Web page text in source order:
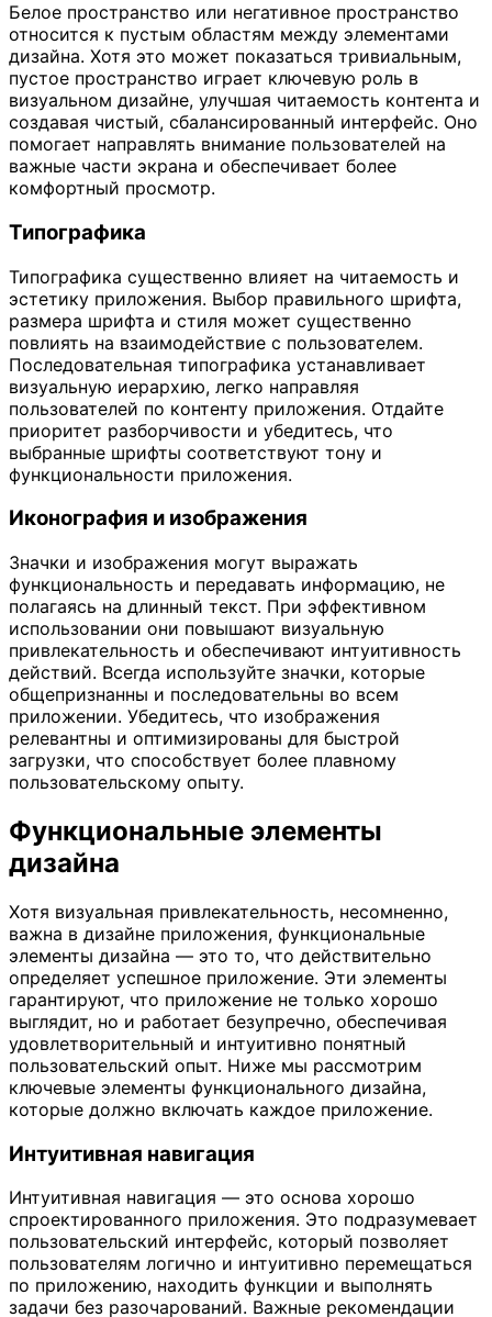
Белое пространство или негативное пространство
относится к пустым областям между элементами
дизайна. Хотя это может показаться тривиальным,
пустое пространство играет ключевую роль в
визуальном дизайне, улучшая читаемость контента и
создавая чистый, сбалансированный интерфейс. Оно
помогает направлять внимание пользователей на
важные части экрана и обеспечивает более
комфортный просмотр.
Типографика
Типографика существенно влияет на читаемость и
эстетику приложения. Выбор правильного шрифта,
размера шрифта и стиля может существенно
повлиять на взаимодействие с пользователем.
Последовательная типографика устанавливает
визуальную иерархию, легко направляя
пользователей по контенту приложения. Отдайте
приоритет разборчивости и убедитесь, что
выбранные шрифты соответствуют тону и
функциональности приложения.
Иконография и изображения
Значки и изображения могут выражать
функциональность и передавать информацию, не
полагаясь на длинный текст. При эффективном
использовании они повышают визуальную
привлекательность и обеспечивают интуитивность
действий. Всегда используйте значки, которые
общепризнанны и последовательны во всем
приложении. Убедитесь, что изображения
релевантны и оптимизированы для быстрой
загрузки, что способствует более плавному
пользовательскому опыту.
Функциональные элементы
дизайна
Хотя визуальная привлекательность, несомненно,
важна в дизайне приложения, функциональные
элементы дизайна — это то, что действительно
определяет успешное приложение. Эти элементы
гарантируют, что приложение не только хорошо
выглядит, но и работает безупречно, обеспечивая
удовлетворительный и интуитивно понятный
пользовательский опыт. Ниже мы рассмотрим
ключевые элементы функционального дизайна,
которые должно включать каждое приложение.
Интуитивная навигация
Интуитивная навигация — это основа хорошо
спроектированного приложения. Это подразумевает
пользовательский интерфейс, который позволяет
пользователям логично и интуитивно перемещаться
по приложению, находить функции и выполнять
задачи без разочарований. Важные рекомендации